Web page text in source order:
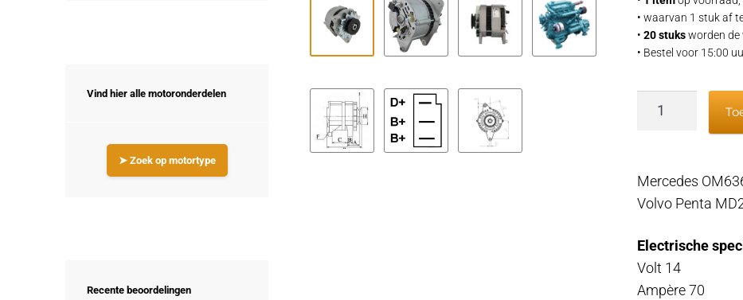
• waarvan 1 stuk af
•20 stuksworden de
• Bestel voor 15:00
Dynamo
12v
wisselstroom
Mercedes
Volvo Penta
Electrische
Volt 14
Ampère 70
Vind hier alle motoronderdelen
➤ Zoek op motortype
Recente beoordelingen